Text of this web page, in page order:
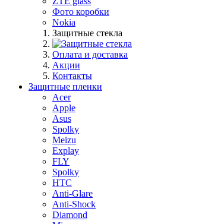
Фото коробки
Nokia
Защитные стекла
Оплата и доставка
Акции
Контакты
Защитные пленки
Acer
Apple
Asus
Spolky
Meizu
Explay
FLY
Spolky
HTC
Anti-Glare
Anti-Shock
Diamond